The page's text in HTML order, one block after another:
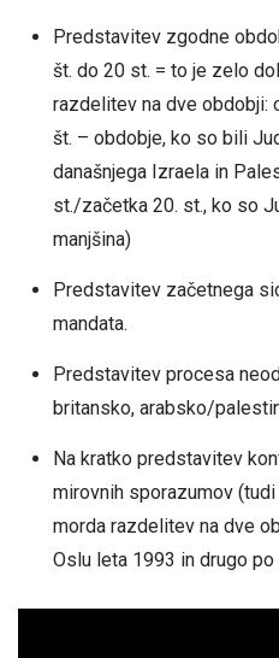
Predstavitev zgodne
št. do 20 st. = to je zelo
razdelitev na dve obdobji:
št. – obdobje, ko so bili
današnjega Izraela in
st./začetka 20. st., ko so
manjšina)
Predstavitev začetnega
mandata.
Predstavitev procesa
britansko, arabsko/
Na kratko predstavitev
mirovnih sporazumov
morda razdelitev na dve
Oslu leta 1993 in drugo po